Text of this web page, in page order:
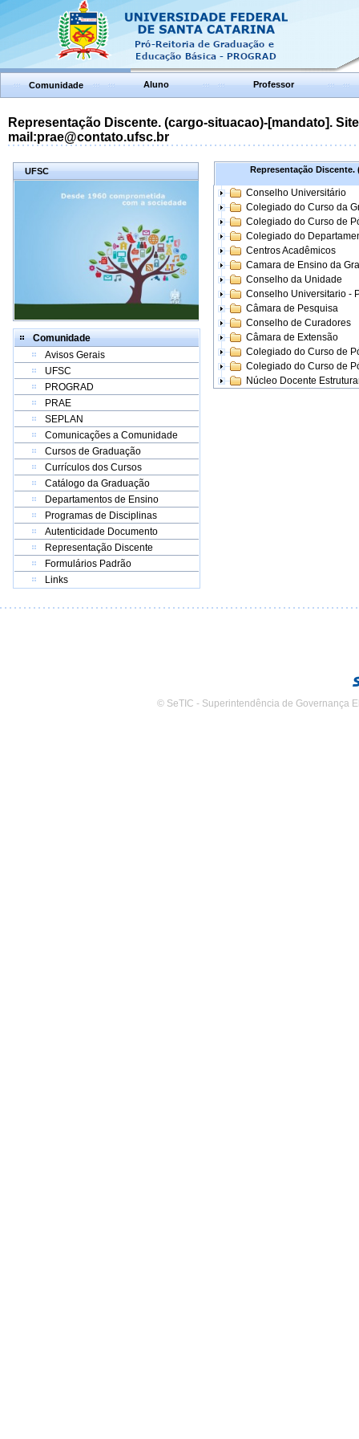
Comunidade Aluno Professor
Representação Discente. (cargo-situacao)-[mandato].
mail:prae@contato.ufsc.br
UFSC
Comunidade
Avisos Gerais
UFSC
PROGRAD
PRAE
SEPLAN
Comunicações a Comunidade
Cursos de Graduação
Currículos dos Cursos
Catálogo da Graduação
Departamentos de Ensino
Programas de Disciplinas
Autenticidade Documento
Representação Discente
Formulários Padrão
Links
Representação Discente.
Conselho Universitário
Colegiado do Curso da
Colegiado do Curso de
Colegiado do
Centros Acadêmicos
Camara de Ensino da
Conselho da Unidade
Conselho Universitario -
Câmara de Pesquisa
Conselho de Curadores
Câmara de Extensão
Colegiado do Curso de
Colegiado do Curso de
Núcleo Docente
© SeTIC - Superintendência de Governança